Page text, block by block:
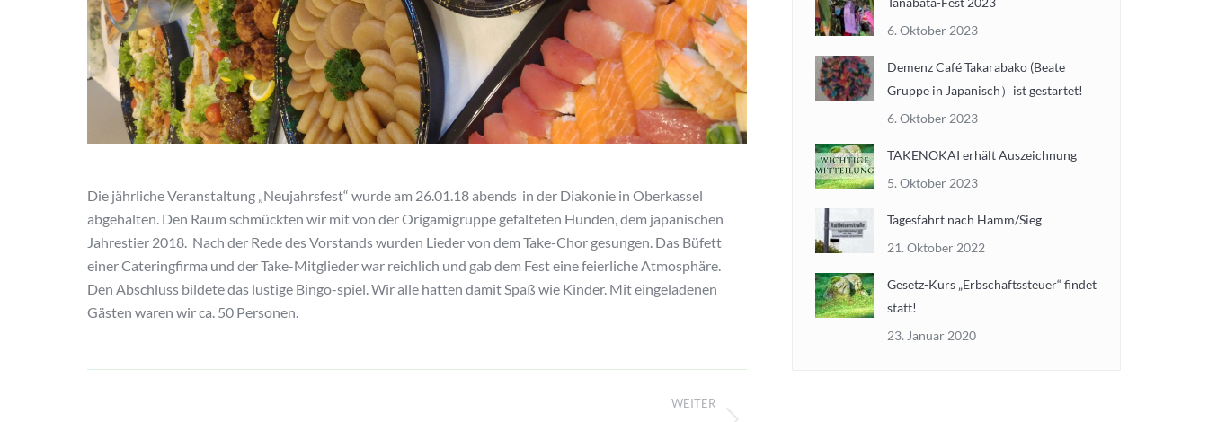
Die jährliche Veranstaltung „Neujahrsfest“ wurde am 26.01.18 abends in der Diakonie in Oberkassel
abgehalten. Den Raum schmückten wir mit von der Origamigruppe gefalteten Hunden, dem japanischen
Jahrestier 2018. Nach der Rede des Vorstands wurden Lieder von dem Take-Chor gesungen. Das Büfett
einer Cateringfirma und der Take-Mitglieder war reichlich und gab dem Fest eine feierliche Atmosphäre.
Den Abschluss bildete das lustige Bingo-spiel. Wir alle hatten damit Spaß wie Kinder. Mit eingeladenen
Gästen waren wir ca. 50 Personen.
WEITER
6. Oktober 2023
Demenz Café Takarabako (Beate
Gruppe in Japanisch）ist gestartet!
6. Oktober 2023
TAKENOKAI erhält Auszeichnung
5. Oktober 2023
Tagesfahrt nach Hamm/Sieg
21. Oktober 2022
Gesetz-Kurs „Erbschaftssteuer“ findet
statt!
23. Januar 2020